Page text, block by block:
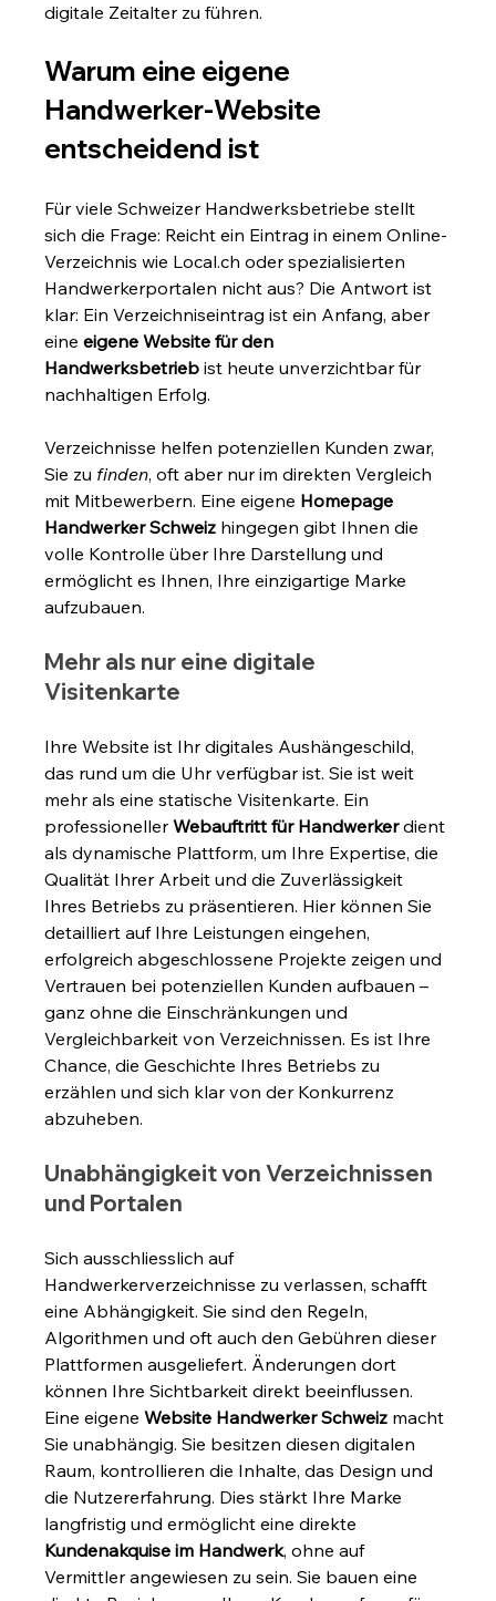
digitale Zeitalter zu führen.
Warum eine eigene
Handwerker-Website
entscheidend ist
Für viele Schweizer Handwerksbetriebe stellt
sich die Frage: Reicht ein Eintrag in einem Online-
Verzeichnis wie Local.ch oder spezialisierten
Handwerkerportalen nicht aus? Die Antwort ist
klar: Ein Verzeichniseintrag ist ein Anfang, aber
eine eigene Website für den
Handwerksbetrieb ist heute unverzichtbar für
nachhaltigen Erfolg.
Verzeichnisse helfen potenziellen Kunden zwar,
Sie zu finden, oft aber nur im direkten Vergleich
mit Mitbewerbern. Eine eigene Homepage
Handwerker Schweiz hingegen gibt Ihnen die
volle Kontrolle über Ihre Darstellung und
ermöglicht es Ihnen, Ihre einzigartige Marke
aufzubauen.
Mehr als nur eine digitale
Visitenkarte
Ihre Website ist Ihr digitales Aushängeschild,
das rund um die Uhr verfügbar ist. Sie ist weit
mehr als eine statische Visitenkarte. Ein
professioneller Webauftritt für Handwerker dient
als dynamische Plattform, um Ihre Expertise, die
Qualität Ihrer Arbeit und die Zuverlässigkeit
Ihres Betriebs zu präsentieren. Hier können Sie
detailliert auf Ihre Leistungen eingehen,
erfolgreich abgeschlossene Projekte zeigen und
Vertrauen bei potenziellen Kunden aufbauen –
ganz ohne die Einschränkungen und
Vergleichbarkeit von Verzeichnissen. Es ist Ihre
Chance, die Geschichte Ihres Betriebs zu
erzählen und sich klar von der Konkurrenz
abzuheben.
Unabhängigkeit von Verzeichnissen
und Portalen
Sich ausschliesslich auf
Handwerkerverzeichnisse zu verlassen, schafft
eine Abhängigkeit. Sie sind den Regeln,
Algorithmen und oft auch den Gebühren dieser
Plattformen ausgeliefert. Änderungen dort
können Ihre Sichtbarkeit direkt beeinflussen.
Eine eigene Website Handwerker Schweiz macht
Sie unabhängig. Sie besitzen diesen digitalen
Raum, kontrollieren die Inhalte, das Design und
die Nutzererfahrung. Dies stärkt Ihre Marke
langfristig und ermöglicht eine direkte
Kundenakquise im Handwerk, ohne auf
Vermittler angewiesen zu sein. Sie bauen eine